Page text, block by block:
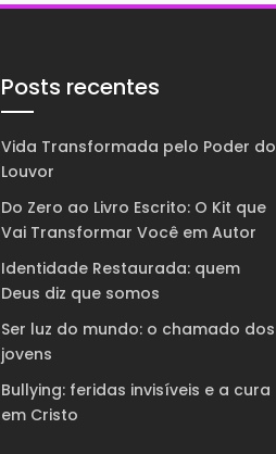
Posts recentes
Vida Transformada pelo Poder do
Louvor
Do Zero ao Livro Escrito: O Kit que
Vai Transformar Você em Autor
Identidade Restaurada: quem
Deus diz que somos
Ser luz do mundo: o chamado dos
jovens
Bullying: feridas invisíveis e a cura
em Cristo